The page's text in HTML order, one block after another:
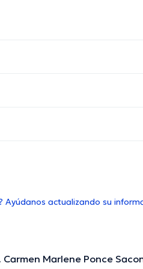
Ayúdanos actualizando su
Marlene Ponce